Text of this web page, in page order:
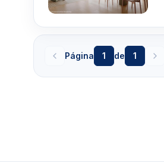
Página 1 de 1